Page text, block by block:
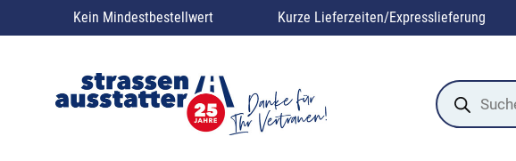
Kein Mindestbestellwert Kurze Lieferzeiten/Expresslieferung
Products
search